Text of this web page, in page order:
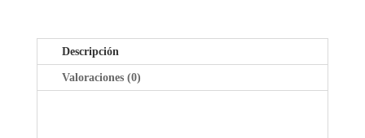
1
Descripción
Valoraciones (0)